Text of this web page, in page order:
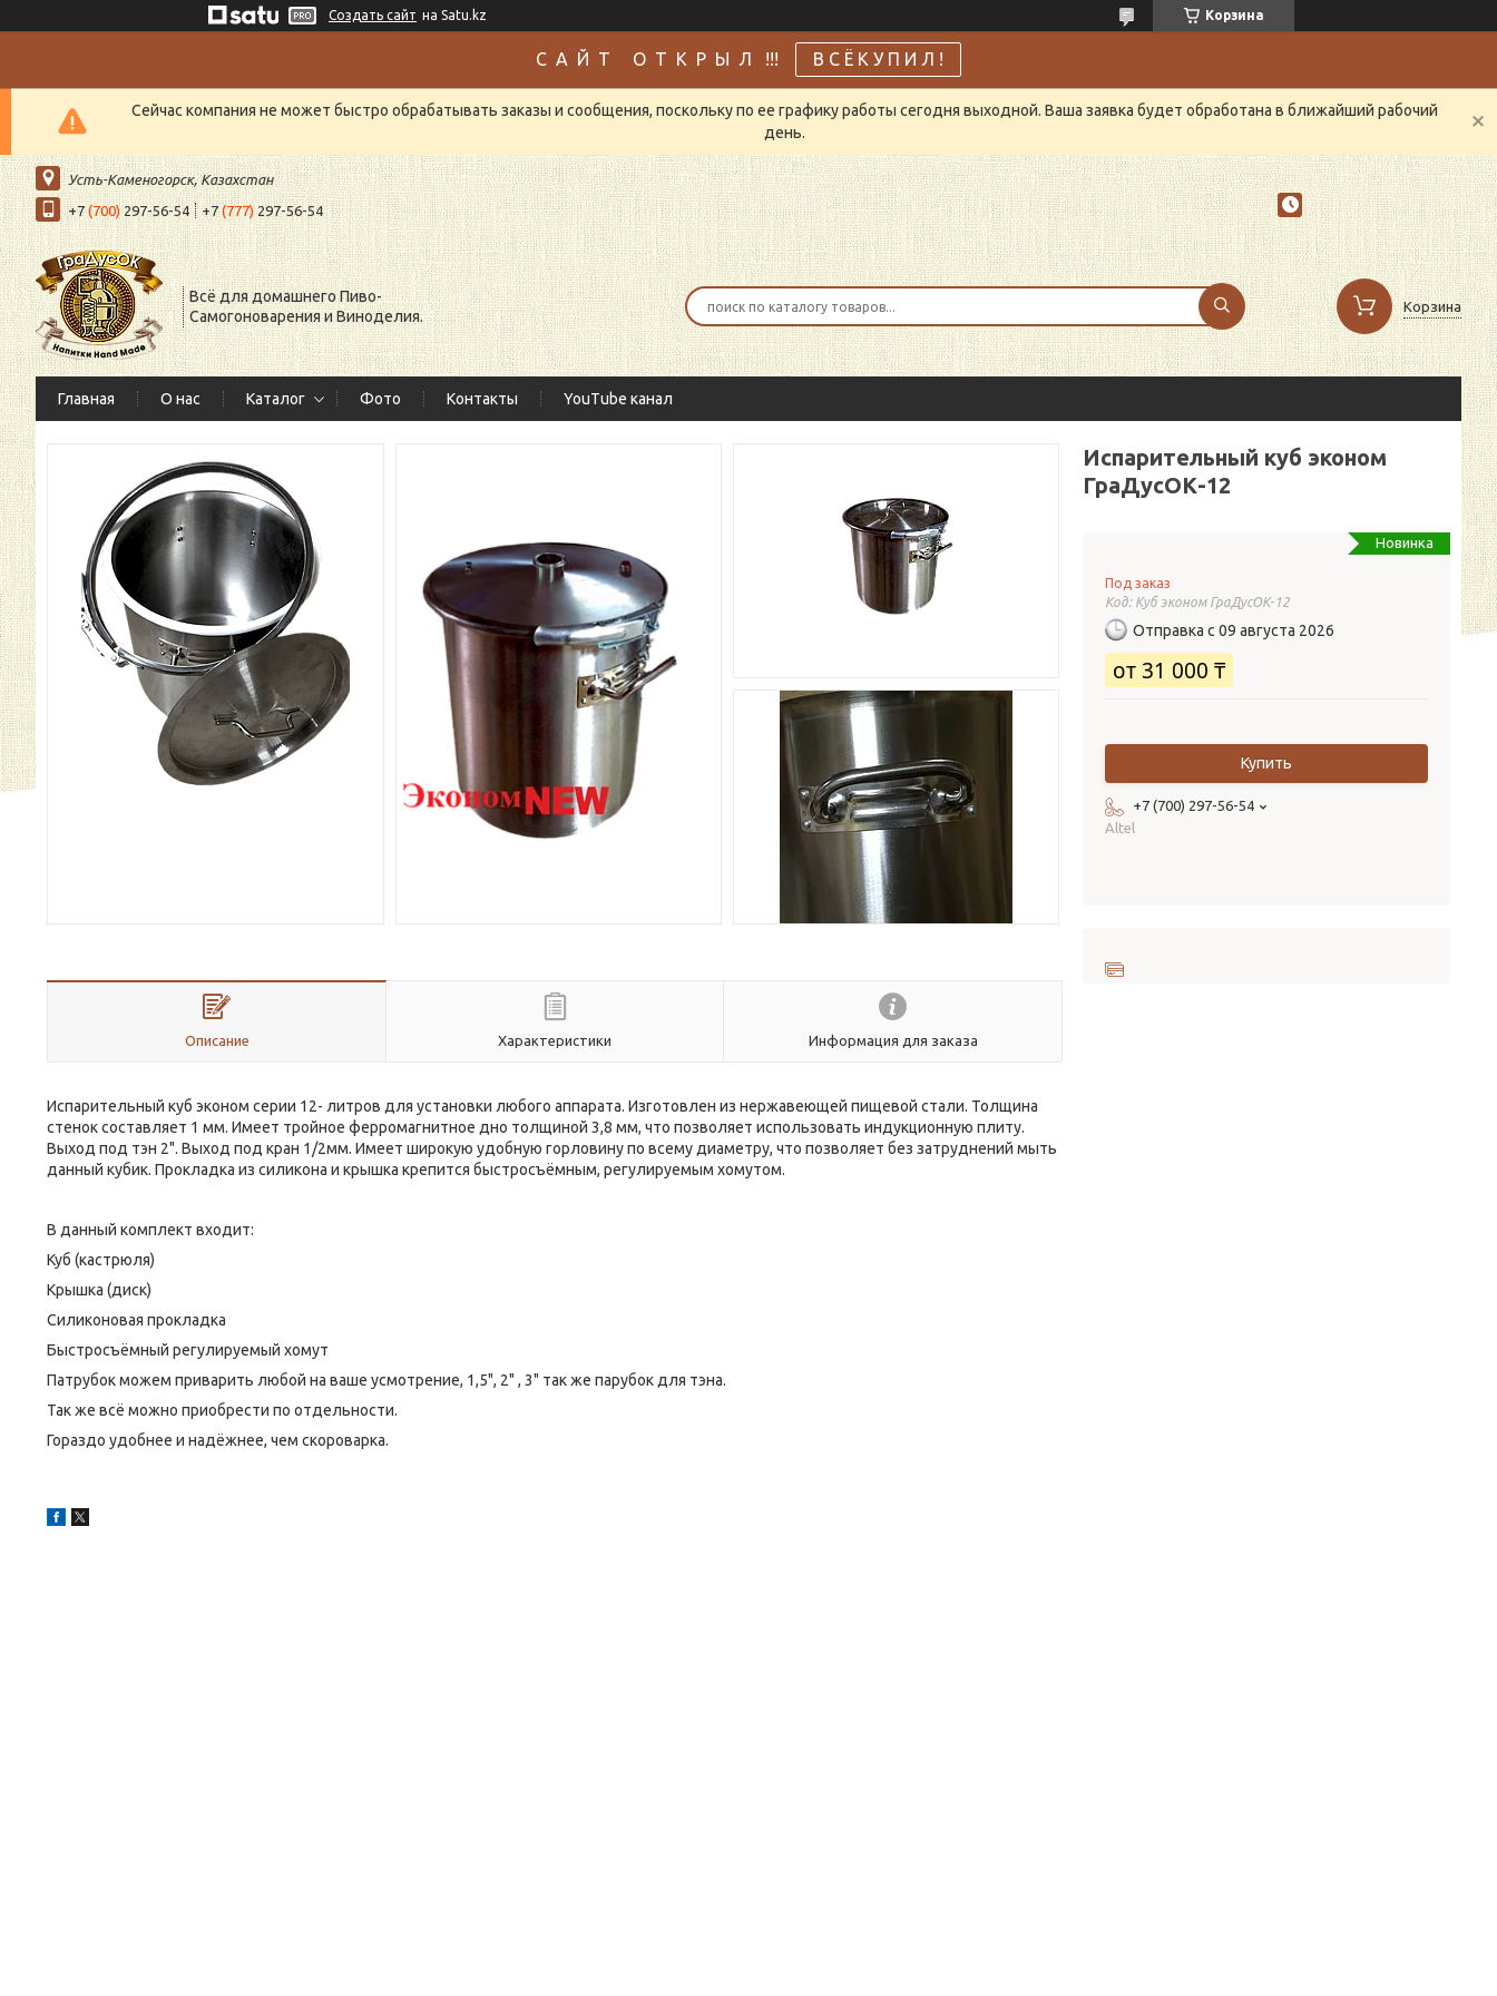
Создать сайт на Satu.kz Корзина
С А Й Т О Т К Р Ы Л !!! В С Ё К У П И Л !
Сейчас компания не может быстро обрабатывать заказы и сообщения, поскольку по ее графику работы сегодня выходной. Ваша заявка будет обработана в ближайший рабочий
день.
Усть-Каменогорск, Казахстан
+7(700) 297-56-54 +7(777) 297-56-54
Всё для домашнего Пиво-
Самогоноварения и Виноделия.
Корзина
Главная О нас Каталог Фото Контакты YouTube канал
Описание Характеристики Информация для заказа
Испарительный куб эконом серии 12- литров для установки любого аппарата. Изготовлен из нержавеющей пищевой стали. Толщина
стенок составляет 1 мм. Имеет тройное ферромагнитное дно толщиной 3,8 мм, что позволяет использовать индукционную плиту.
Выход под тэн 2". Выход под кран 1/2мм. Имеет широкую удобную горловину по всему диаметру, что позволяет без затруднений мыть
данный кубик. Прокладка из силикона и крышка крепится быстросъёмным, регулируемым хомутом.
В данный комплект входит:
Куб (кастрюля)
Крышка (диск)
Силиконовая прокладка
Быстросъёмный регулируемый хомут
Патрубок можем приварить любой на ваше усмотрение, 1,5", 2" , 3" так же парубок для тэна.
Так же всё можно приобрести по отдельности.
Гораздо удобнее и надёжнее, чем скороварка.
Испарительный куб эконом
ГраДусОК-12
Новинка
Под заказ
Код: Куб эконом ГраДусОК-12
Отправка с 09 августа 2026
от31 000 ₸
Купить
+7 (700) 297-56-54
Altel